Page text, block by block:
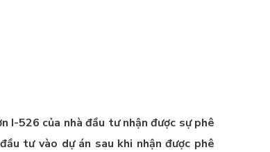
I-526 của nhà đầu tư nhận được sự phê
tư vào dự án sau khi nhận được phê